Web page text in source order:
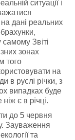
ситуації і
дані реальних
Звіті
зонах
того
на
в руслі річки, з
випадках буде
є в річці.
до 5 червня
Зауваження
та